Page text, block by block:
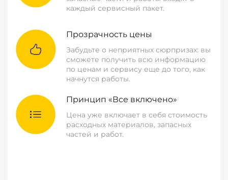
каждый сервисный пакет.
Прозрачность цены
Забудьте о неприятных сюрпризах: вы
сможете получить всю информацию
по ценам и сервису еще до того, как
начнутся работы.
Принцип «Все включено»
Цена уже включает в себя стоимость
расходных материалов, запасных
частей и работ.